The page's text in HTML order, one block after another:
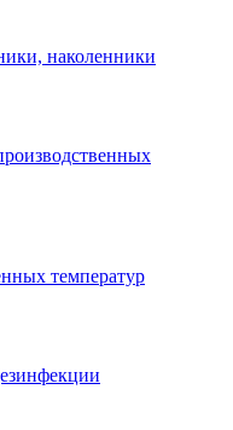
наколенники
температур